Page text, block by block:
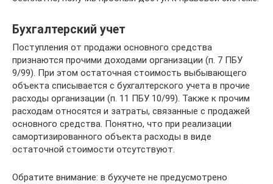
Бухгалтерский учет
Поступления от продажи основного средства
признаются прочими доходами организации (п. 7 ПБУ
9/99). При этом остаточная стоимость выбывающего
объекта списывается с бухгалтерского учета в прочие
расходы организации (п. 11 ПБУ 10/99). Также к прочим
расходам относятся и затраты, связанные с продажей
основного средства. Понятно, что при реализации
самортизированного объекта расходы в виде
остаточной стоимости отсутствуют.
Обратите внимание: в бухучете не предусмотрено